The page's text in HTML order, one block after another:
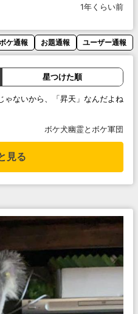
1年くらい前
ボケ通報 お題通報 ユーザー通報
星つけた順
ゃないから、「昇天」なんだよね
ボケ犬幽霊とボケ軍団
見る